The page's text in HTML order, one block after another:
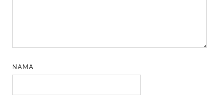
NAMA